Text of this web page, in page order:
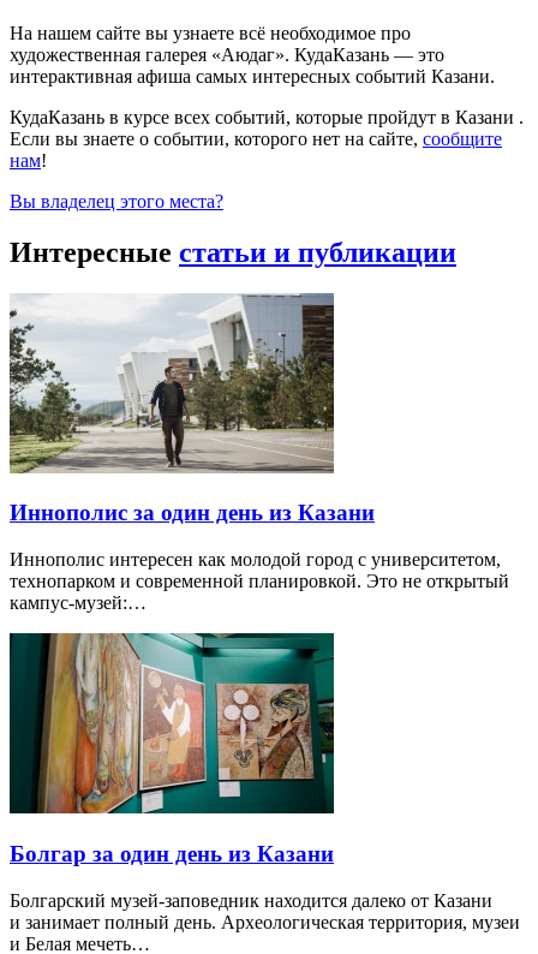
На нашем сайте вы узнаете всё необходимое про
художественная галерея «Аюдаг». КудаКазань — это
интерактивная афиша самых интересных событий Казани.
КудаКазань в курсе всех событий, которые пройдут в Казани .
Если вы знаете о событии, которого нет на сайте, сообщите
нам!
Вы владелец этого места?
Интересные статьи и публикации
Иннополис за один день из Казани
Иннополис интересен как молодой город с университетом,
технопарком и современной планировкой. Это не открытый
кампус-музей:…
Болгар за один день из Казани
Болгарский музей-заповедник находится далеко от Казани
и занимает полный день. Археологическая территория, музеи
и Белая мечеть…